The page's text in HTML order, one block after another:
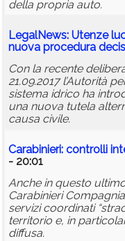
della propria auto.
LegalNews: Utenze
nuova procedura
Con la recente
21.09.2017 l’Autorità
sistema idrico ha
una nuova tutela
causa civile.
Carabinieri: controlli
- 20:01
Anche in questo
Carabinieri
servizi coordinati
territorio e, in
diffusa.